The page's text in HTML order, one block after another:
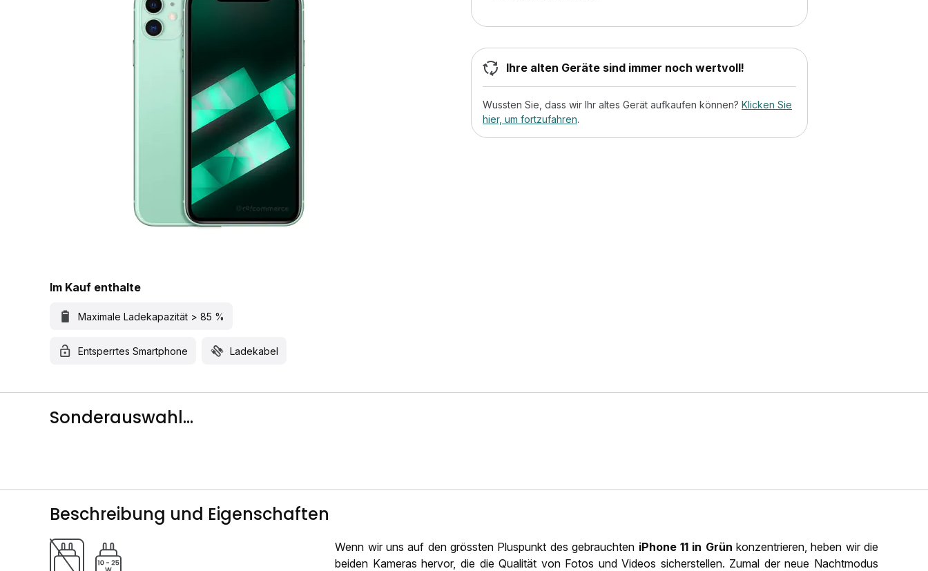
Im Kauf enthalte
Maximale Ladekapazität > 85 %
Entsperrtes Smartphone Ladekabel
Ihre alten Geräte sind immer noch wertvoll!
Wussten Sie, dass wir Ihr altes Gerät aufkaufen können? Klicken Sie
hier, um fortzufahren.
Sonderauswahl...
Beschreibung und Eigenschaften
Wenn wir uns auf den grössten Pluspunkt des gebrauchten iPhone 11 in Grün konzentrieren, heben wir die
beiden Kameras hervor, die die Qualität von Fotos und Videos sicherstellen. Zumal der neue Nachtmodus